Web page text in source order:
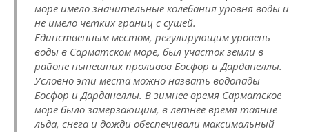
море имело значительные колебания уровня воды и
не имело четких границ с сушей.
Единственным местом, регулирующим уровень
воды в Сарматском море, был участок земли в
районе нынешних проливов Босфор и Дарданеллы.
Условно эти места можно назвать водопады
Босфор и Дарданеллы. В зимнее время Сарматское
море было замерзающим, в летнее время таяние
льда, снега и дожди обеспечивали максимальный